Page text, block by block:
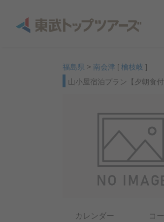
福島県 > 南会津 [ 檜枝岐 ]
山小屋宿泊プラン【夕朝食
カレンダー コ